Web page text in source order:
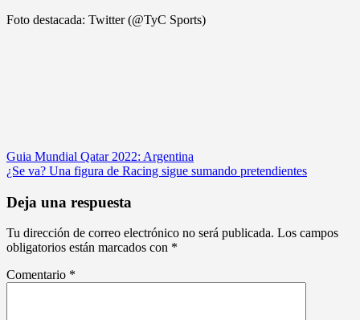
Foto destacada: Twitter (@TyC Sports)
Navegación
de
entradas
Guia Mundial Qatar 2022: Argentina
¿Se va? Una figura de Racing sigue sumando pretendientes
Deja una respuesta
Tu dirección de correo electrónico no será publicada. Los campos
obligatorios están marcados con *
Comentario *